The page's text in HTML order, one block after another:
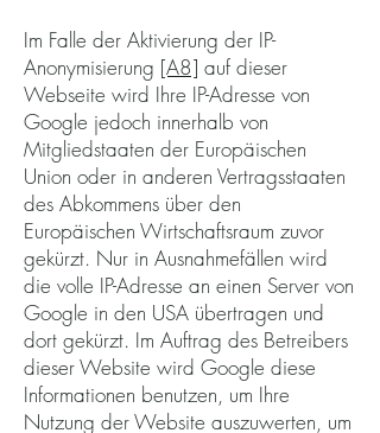
Im Falle der Aktivierung der IP-
Anonymisierung [A8] auf dieser
Webseite wird Ihre IP-Adresse von
Google jedoch innerhalb von
Mitgliedstaaten der Europäischen
Union oder in anderen Vertragsstaaten
des Abkommens über den
Europäischen Wirtschaftsraum zuvor
gekürzt. Nur in Ausnahmefällen wird
die volle IP-Adresse an einen Server von
Google in den USA übertragen und
dort gekürzt. Im Auftrag des Betreibers
dieser Website wird Google diese
Informationen benutzen, um Ihre
Nutzung der Website auszuwerten, um